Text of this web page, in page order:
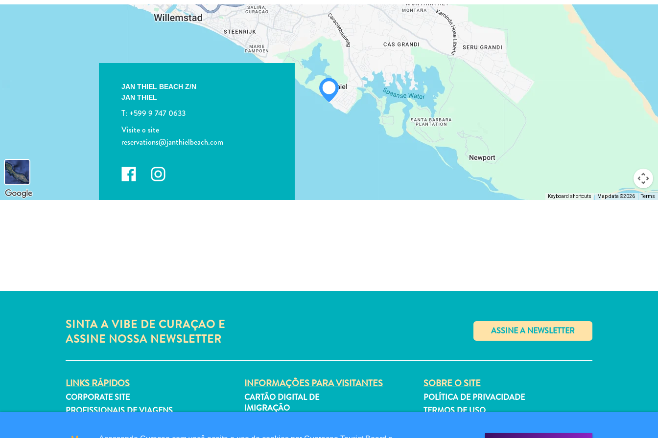
JAN THIEL BEACH Z/N
JAN THIEL
T: +599 9 747 0633
Visite o site
reservations@janthielbeach.com
Keyboard shortcuts Map data ©2026 Terms
SINTA A VIBE DE CURAÇAO E
ASSINE NOSSA NEWSLETTER
✕
LINKS RÁPIDOS
CORPORATE SITE
PROFISSIONAIS DE VIAGENS
INFORMAÇÕES PARA VISITANTES
CARTÃO DIGITAL DE
IMIGRAÇÃO
FALE CONOSCO
SOBRE O SITE
POLÍTICA DE PRIVACIDADE
TERMOS DE USO